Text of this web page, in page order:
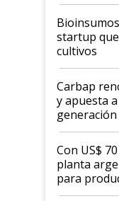
startup
cultivos
Carbap
y apuesta
rurales
Con US$
planta
para
que nunca